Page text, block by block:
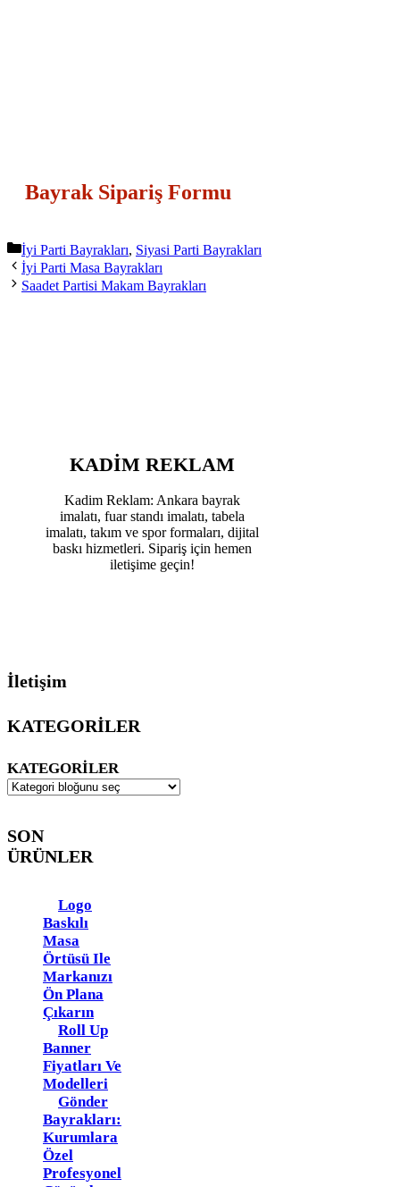
Bayrak Sipariş Formu
Kategoriler
İyi Parti Bayrakları, Siyasi Parti Bayrakları
İyi Parti Masa Bayrakları
Saadet Partisi Makam Bayrakları
KADIM REKLAM
Kadim Reklam: Ankara bayrak
imalatı, fuar standı imalatı, tabela
imalatı, takım ve spor formaları, dijital
baskı hizmetleri. Sipariş için hemen
iletişime geçin!
İletişim
KATEGORİLER
KATEGORILER
SON
ÜRÜNLER
Logo
Baskılı
Masa
Örtüsü Ile
Markanızı
Ön Plana
Çıkarın
Roll Up
Banner
Fiyatları Ve
Modelleri
Gönder
Bayrakları:
Kurumlara
Özel
Profesyonel